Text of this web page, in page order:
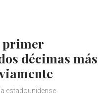
primer
décimas más
estadounidense